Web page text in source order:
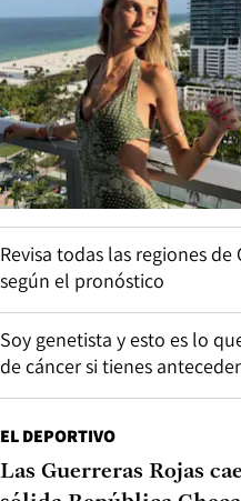
Revisa todas las regiones
según el pronóstico
Soy genetista y esto es lo
de cáncer si tienes
EL DEPORTIVO
Las Guerreras Rojas